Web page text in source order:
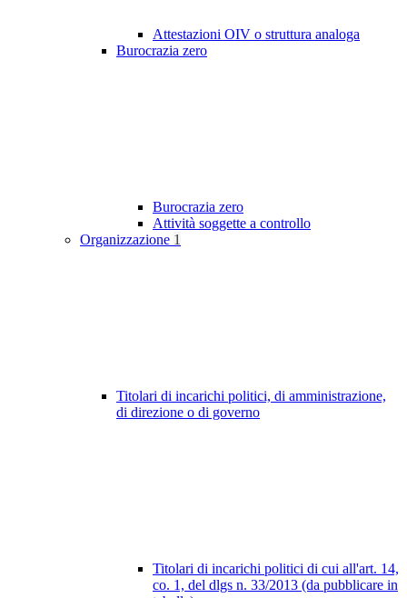
Attestazioni OIV o struttura analoga
Burocrazia zero
Burocrazia zero
Attività soggette a controllo
Organizzazione 1
Titolari di incarichi politici, di amministrazione,
di direzione o di governo
Titolari di incarichi politici di cui all'art. 14,
co. 1, del dlgs n. 33/2013 (da pubblicare in